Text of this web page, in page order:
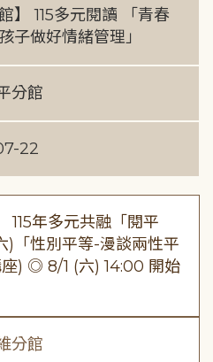
】 115多元閱讀 「青春
子做好情緒管理」
分館
22
115年多元共融「閱平
)「性別平等-漫談兩性平
) ◎ 8/1 (六) 14:00 開始
分館